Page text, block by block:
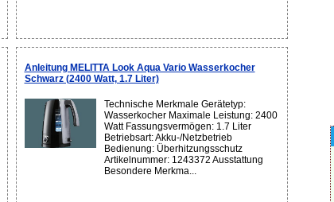
Anleitung MELITTA Look Aqua Vario Wasserkocher
Schwarz (2400 Watt, 1.7 Liter)
Technische Merkmale Gerätetyp:
Wasserkocher Maximale Leistung: 2400
Watt Fassungsvermögen: 1.7 Liter
Betriebsart: Akku-/Netzbetrieb
Bedienung: Überhitzungsschutz
Artikelnummer: 1243372 Ausstattung
Besondere Merkma...